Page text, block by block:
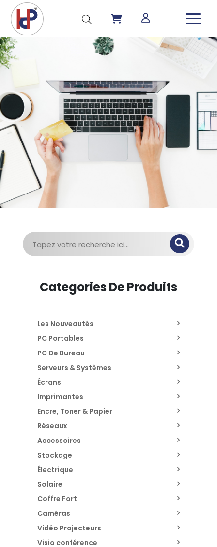
Recherche
pour :
Categories De Produits
Les Nouveautés
PC Portables
PC De Bureau
Serveurs & Systèmes
Écrans
Imprimantes
Encre, Toner & Papier
Réseaux
Accessoires
Stockage
Électrique
Solaire
Coffre Fort
Caméras
Vidéo Projecteurs
Visio conférence